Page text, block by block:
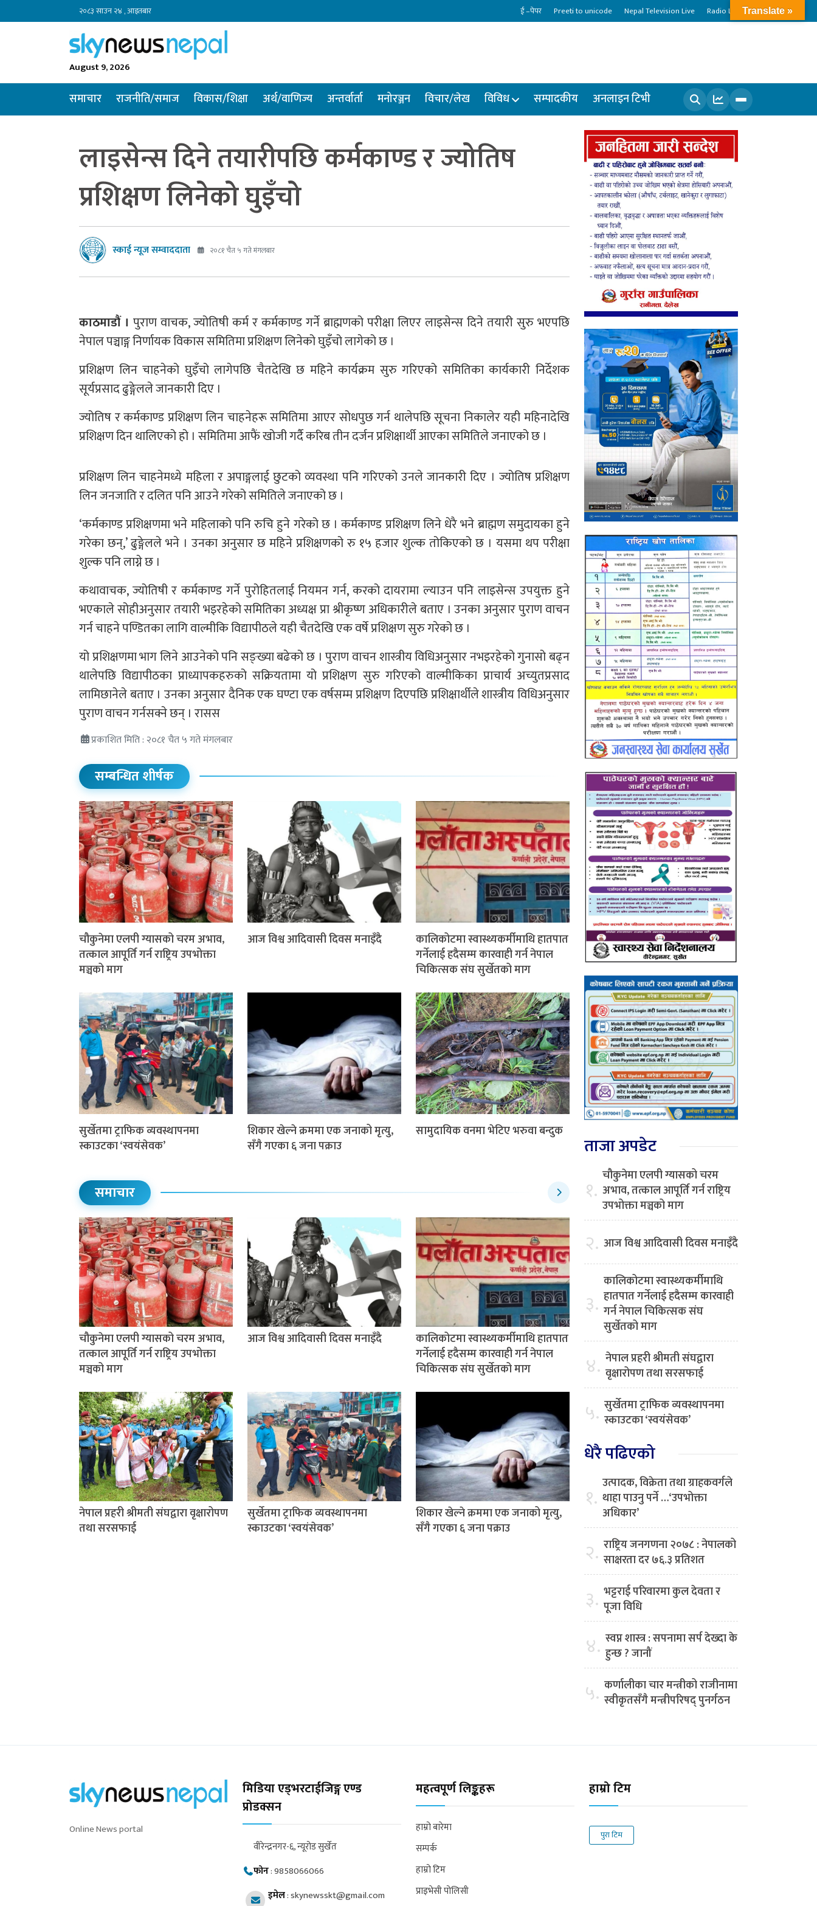
२०८३ साउन २४ , आइतबार ई –पेपर Preeti to unicode Nepal Television Live Radio Live
August 9, 2026
समाचार राजनीति/समाज विकास/शिक्षा अर्थ/वाणिज्य अन्तर्वार्ता मनोरञ्जन विचार/लेख विविध सम्पादकीय अनलाइन टिभी
खोज्नुहोस
लाइसेन्स दिने तयारीपछि कर्मकाण्ड र ज्योतिष
प्रशिक्षण लिनेको घुइँचो
स्काई न्यूज सम्वाददाता २०८१ चैत ५ गते मंगलबार
काठमाडौं । पुराण वाचक, ज्योतिषी कर्म र कर्मकाण्ड गर्ने ब्राह्मणको परीक्षा लिएर लाइसेन्स दिने तयारी सुरु भएपछि
नेपाल पञ्चाङ्ग निर्णायक विकास समितिमा प्रशिक्षण लिनेको घुइँचो लागेको छ ।
प्रशिक्षण लिन चाहनेको घुइँचो लागेपछि चैतदेखि छ महिने कार्यक्रम सुरु गरिएको समितिका कार्यकारी निर्देशक
सूर्यप्रसाद ढुङ्गेलले जानकारी दिए ।
ज्योतिष र कर्मकाण्ड प्रशिक्षण लिन चाहनेहरू समितिमा आएर सोधपुछ गर्न थालेपछि सूचना निकालेर यही महिनादेखि
प्रशिक्षण दिन थालिएको हो । समितिमा आफैं खोजी गर्दै करिब तीन दर्जन प्रशिक्षार्थी आएका समितिले जनाएको छ ।
प्रशिक्षण लिन चाहनेमध्ये महिला र अपाङ्गलाई छुटको व्यवस्था पनि गरिएको उनले जानकारी दिए । ज्योतिष प्रशिक्षण
लिन जनजाति र दलित पनि आउने गरेको समितिले जनाएको छ ।
‘कर्मकाण्ड प्रशिक्षणमा भने महिलाको पनि रुचि हुने गरेको छ । कर्मकाण्ड प्रशिक्षण लिने धेरै भने ब्राह्मण समुदायका हुने
गरेका छन्,’ ढुङ्गेलले भने । उनका अनुसार छ महिने प्रशिक्षणको रु १५ हजार शुल्क तोकिएको छ । यसमा थप परीक्षा
शुल्क पनि लाग्ने छ ।
कथावाचक, ज्योतिषी र कर्मकाण्ड गर्ने पुरोहितलाई नियमन गर्न, करको दायरामा ल्याउन पनि लाइसेन्स उपयुक्त हुने
भएकाले सोहीअनुसार तयारी भइरहेको समितिका अध्यक्ष प्रा श्रीकृष्ण अधिकारीले बताए । उनका अनुसार पुराण वाचन
गर्न चाहने पण्डितका लागि वाल्मीकि विद्यापीठले यही चैतदेखि एक वर्षे प्रशिक्षण सुरु गरेको छ ।
यो प्रशिक्षणमा भाग लिने आउनेको पनि सङ्ख्या बढेको छ । पुराण वाचन शास्त्रीय विधिअनुसार नभइरहेको गुनासो बढ्न
थालेपछि विद्यापीठका प्राध्यापकहरुको सक्रियतामा यो प्रशिक्षण सुरु गरिएको वाल्मीकिका प्राचार्य अच्युतप्रसाद
लामिछानेले बताए । उनका अनुसार दैनिक एक घण्टा एक वर्षसम्म प्रशिक्षण दिएपछि प्रशिक्षार्थीले शास्त्रीय विधिअनुसार
पुराण वाचन गर्नसक्ने छन् । रासस
प्रकाशित मिति : २०८१ चैत ५ गते मंगलबार
सम्बन्धित शीर्षक
चौकुनेमा एलपी ग्यासको चरम अभाव,
तत्काल आपूर्ति गर्न राष्ट्रिय उपभोक्ता
मञ्चको माग
आज विश्व आदिवासी दिवस मनाइँदै
कालिकोटमा स्वास्थ्यकर्मीमाथि हातपात
गर्नेलाई हदैसम्म कारवाही गर्न नेपाल
चिकित्सक संघ सुर्खेतको माग
सुर्खेतमा ट्राफिक व्यवस्थापनमा
स्काउटका ‘स्वयंसेवक’
शिकार खेल्ने क्रममा एक जनाको मृत्यु,
सँगै गएका ६ जना पक्राउ
सामुदायिक वनमा भेटिए भरुवा बन्दुक
समाचार
चौकुनेमा एलपी ग्यासको चरम अभाव,
तत्काल आपूर्ति गर्न राष्ट्रिय उपभोक्ता
मञ्चको माग
आज विश्व आदिवासी दिवस मनाइँदै
कालिकोटमा स्वास्थ्यकर्मीमाथि हातपात
गर्नेलाई हदैसम्म कारवाही गर्न नेपाल
चिकित्सक संघ सुर्खेतको माग
नेपाल प्रहरी श्रीमती संघद्वारा वृक्षारोपण
तथा सरसफाई
सुर्खेतमा ट्राफिक व्यवस्थापनमा
स्काउटका ‘स्वयंसेवक’
शिकार खेल्ने क्रममा एक जनाको मृत्यु,
सँगै गएका ६ जना पक्राउ
ताजा अपडेट
१. चौकुनेमा एलपी ग्यासको चरम
अभाव, तत्काल आपूर्ति गर्न राष्ट्रिय
उपभोक्ता मञ्चको माग
२. आज विश्व आदिवासी दिवस मनाइँदै
३.
कालिकोटमा स्वास्थ्यकर्मीमाथि
हातपात गर्नेलाई हदैसम्म कारवाही
गर्न नेपाल चिकित्सक संघ
सुर्खेतको माग
४. नेपाल प्रहरी श्रीमती संघद्वारा
वृक्षारोपण तथा सरसफाई
५. सुर्खेतमा ट्राफिक व्यवस्थापनमा
स्काउटका ‘स्वयंसेवक’
धेरै पढिएको
१. उत्पादक, विक्रेता तथा ग्राहकवर्गले
थाहा पाउनु पर्ने …‘उपभोक्ता
अधिकार’
२. राष्ट्रिय जनगणना २०७८ : नेपालको
साक्षरता दर ७६.३ प्रतिशत
३. भट्टराई परिवारमा कुल देवता र
पूजा विधि
४. स्वप्न शास्त्र : सपनामा सर्प देख्दा के
हुन्छ ? जानौं
५. कर्णालीका चार मन्त्रीको राजीनामा
स्वीकृतसँगै मन्त्रीपरिषद् पुनर्गठन
Online News portal
मिडिया एड्भरटाईजिङ्ग एण्ड
प्रोडक्सन
वीरेन्द्रनगर-६, न्यूरोड सुर्खेत
फोन:9858066066
इमेल:skynewsskt@gmail.com
महत्वपूर्ण लिङ्कहरू
हाम्रो बारेमा
सम्पर्क
हाम्रो टिम
प्राइभेसी पोलिसी
हाम्रो टिम
पुरा टिम
Translate »